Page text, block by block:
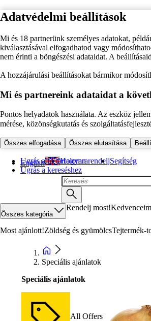
Adatvédelmi beállítások
Mi és 18 partnerünk személyes adatokat,
kiválasztásával elfogadhatod vagy
nem érinti a böngészési adataidat. A
A hozzájárulási beállításokat bármikor
Mi és partnereink adataidat a
Pontos helyadatok használata. Az eszköz
mérése, közönségkutatás és
Összes elfogadása Összes elutasítása
Ugrás a fő tartalomra
Ugrás a kereséshez
English Hogyan rendeljSegítség
Összes kategória
Rendelj most!Kedvenceim
Most ajánlott!Zöldség és gyümölcsTejtermék-
Speciális ajánlatok
Speciális ajánlatok
All Offers